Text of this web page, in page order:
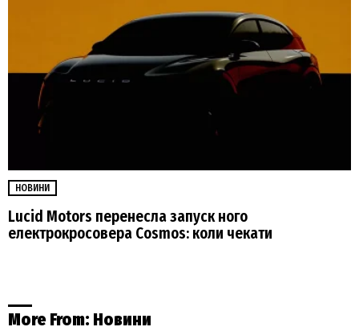
НОВИНИ
Lucid Motors перенесла запуск ного
електрокросовера Cosmos: коли чекати
More From: Новини